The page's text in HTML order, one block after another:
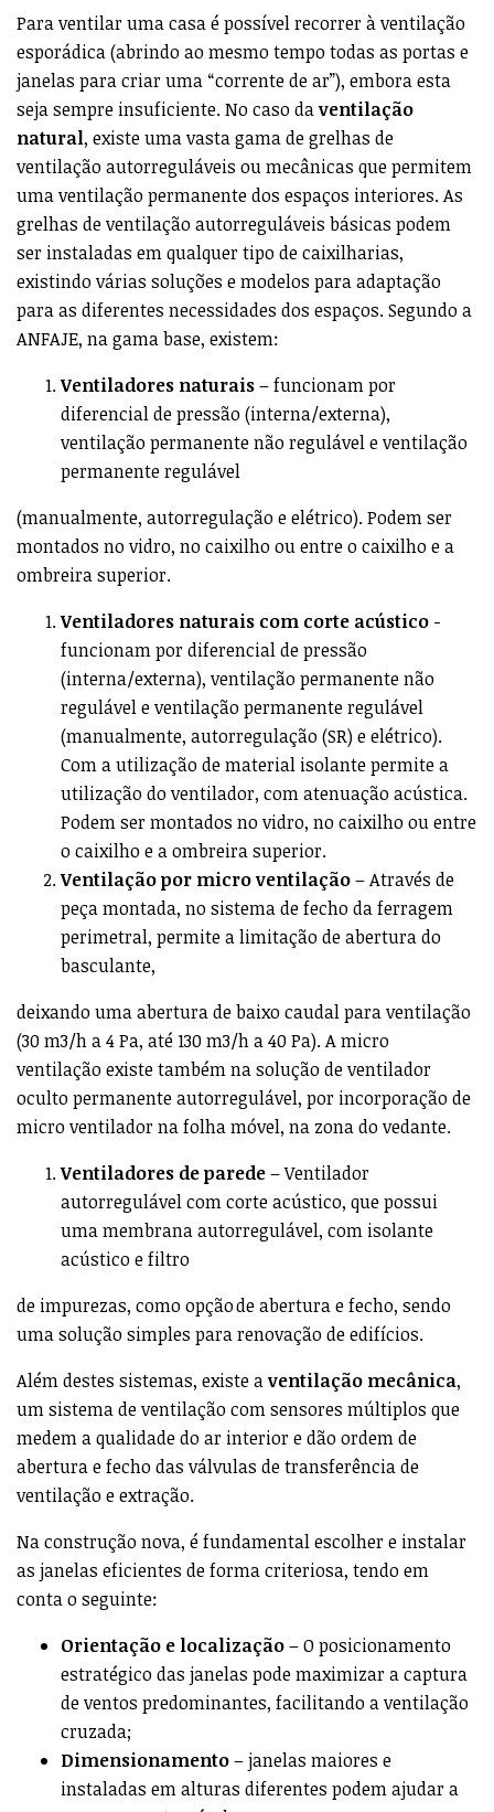
Para ventilar uma casa é possível recorrer à ventilação
esporádica (abrindo ao mesmo tempo todas as portas e
janelas para criar uma “corrente de ar”), embora esta
seja sempre insuficiente. No caso daventilação
natural, existe uma vasta gama de grelhas de
ventilação autorreguláveis ou mecânicas que permitem
uma ventilação permanente dos espaços interiores. As
grelhas de ventilação autorreguláveis básicas podem
ser instaladas em qualquer tipo de caixilharias,
existindo várias soluções e modelos para adaptação
para as diferentes necessidades dos espaços. Segundo a
ANFAJE, na gama base, existem:
Ventiladores naturais– funcionam por
diferencial de pressão (interna/externa),
ventilação permanente não regulável e ventilação
permanente regulável
(manualmente, autorregulação e elétrico). Podem ser
montados no vidro, no caixilho ou entre o caixilho e a
ombreira superior.
Ventiladores naturais com corte acústico -
funcionam por diferencial de pressão
(interna/externa), ventilação permanente não
regulável e ventilação permanente regulável
(manualmente, autorregulação (SR) e elétrico).
Com a utilização de material isolante permite a
utilização do ventilador, com atenuação acústica.
Podem ser montados no vidro, no caixilho ou entre
o caixilho e a ombreira superior.
Ventilação por micro ventilação– Através de
peça montada, no sistema de fecho da ferragem
perimetral, permite a limitação de abertura do
basculante,
deixando uma abertura de baixo caudal para ventilação
(30 m3/h a 4 Pa, até 130 m3/h a 40 Pa). A micro
ventilação existe também na solução de ventilador
oculto permanente autorregulável, por incorporação de
micro ventilador na folha móvel, na zona do vedante.
Ventiladores de parede– Ventilador
autorregulável com corte acústico, que possui
uma membrana autorregulável, com isolante
acústico e filtro
de impurezas, como opção de abertura e fecho, sendo
uma solução simples para renovação de edifícios.
Além destes sistemas, existe aventilação mecânica,
um sistema de ventilação com sensores múltiplos que
medem a qualidade do ar interior e dão ordem de
abertura e fecho das válvulas de transferência de
ventilação e extração.
Na construção nova, é fundamental escolher e instalar
as janelas eficientes de forma criteriosa, tendo em
conta o seguinte:
Orientação e localização– O posicionamento
estratégico das janelas pode maximizar a captura
de ventos predominantes, facilitando a ventilação
cruzada;
Dimensionamento– janelas maiores e
instaladas em alturas diferentes podem ajudar a